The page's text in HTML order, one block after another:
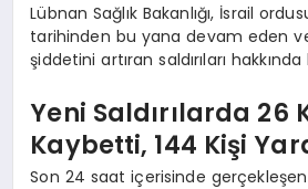
Lübnan Sağlık Bakanlığı, İsrail
tarihinden bu yana devam eden
şiddetini artıran saldırıları
Yeni Saldırılarda 26
Kaybetti, 144 Kişi
Son 24 saat içerisinde gerçekleşen